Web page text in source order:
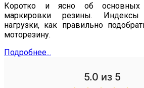
Коротко и ясно об основных
маркировки резины.
нагрузки, как правильно
моторезину.
Подробнее...
5.0 из 5